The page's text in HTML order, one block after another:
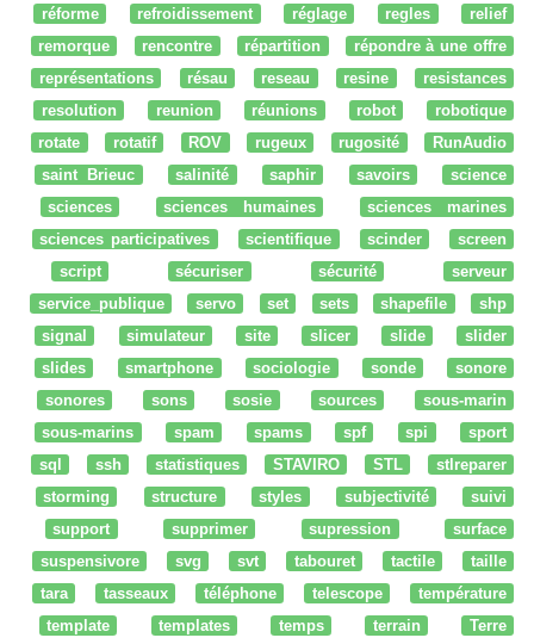
réforme
refroidissement réglage regles
relief
remorque
rencontre répartition
répondre à une offre
représentations
résau reseau resine
resistances
resolution
reunion réunions robot
robotique
rotate
rotatif ROV rugeux rugosité
RunAudio
saint Brieuc
salinité saphir savoirs
science
sciences
sciences humaines
sciences marines
sciences participatives
scientifique scinder
screen
script
sécuriser sécurité
serveur
service_publique
servo set sets shapefile
shp
signal
simulateur site slicer slide
slider
slides
smartphone sociologie sonde
sonore
sonores
sons sosie sources
sous-marin
sous-marins
spam spams spf spi
sport
sql
ssh statistiques STAVIRO STL
stlreparer
storming
structure styles subjectivité
suivi
support
supprimer supression
surface
suspensivore
svg svt tabouret tactile
taille
tara
tasseaux téléphone telescope
température
template
templates temps terrain
Terre